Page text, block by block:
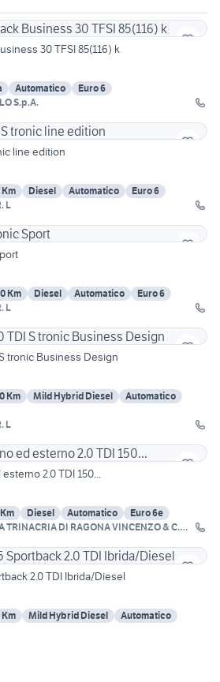
30 TFSI 85(116) k
Automatico
Euro 6
S.p.A.
line edition
Diesel Automatico
Euro 6
L
Km Diesel Automatico
Euro 6
L
tronic Business Design
Km Mild Hybrid Diesel
Automatico
L
2.0 TDI 150...
Diesel Automatico
Euro 6e
TRINACRIA DI RAGONA VINCENZO & C.
2.0 TDI Ibrida/Diesel
Mild Hybrid Diesel
Automatico